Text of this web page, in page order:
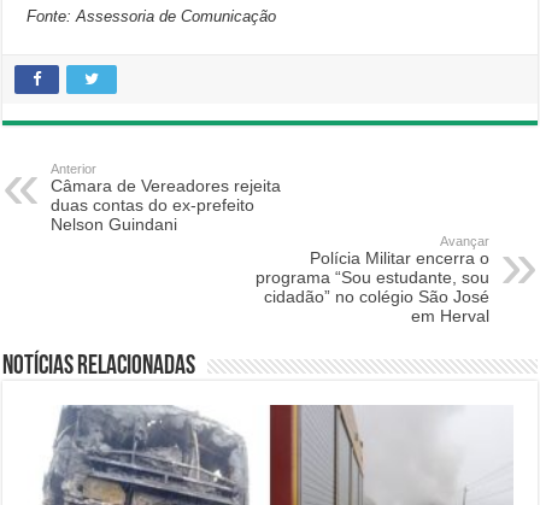
Fonte: Assessoria de Comunicação
Anterior
Câmara de Vereadores rejeita
duas contas do ex-prefeito
Nelson Guindani
Avançar
Polícia Militar encerra o
programa “Sou estudante, sou
cidadão” no colégio São José
em Herval
Notícias relacionadas